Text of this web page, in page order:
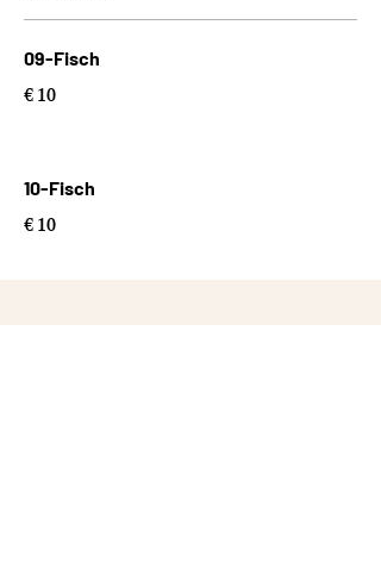
09-Fisch
€ 10
10-Fisch
€ 10